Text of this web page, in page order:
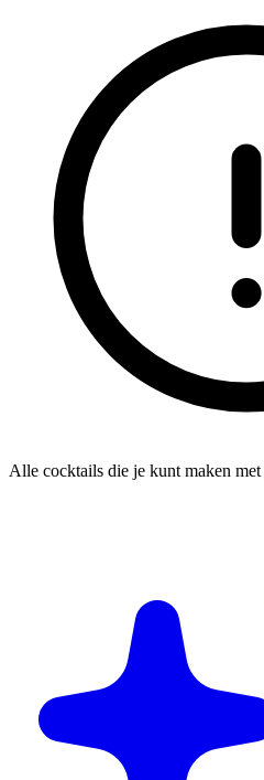
Alle cocktails die je kunt maken met